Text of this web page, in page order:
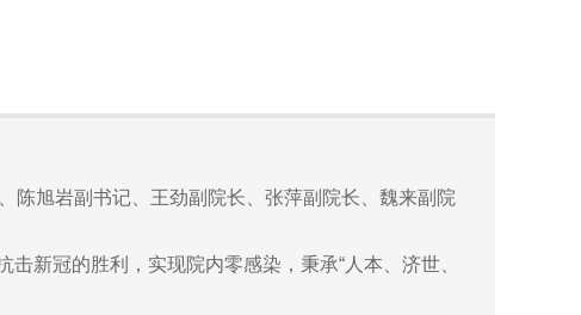
旭岩副书记、王劲副院长、张萍副院长、魏来副院
新冠的胜利，实现院内零感染，秉承“人本、济世、